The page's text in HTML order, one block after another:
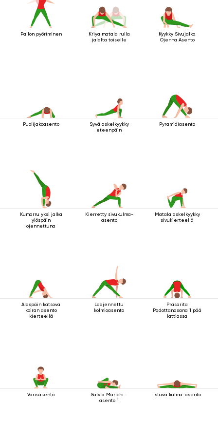
Pallon pyöriminen
Kriya matala rulla
jalalta toiselle
Kyykky Sivujalka
Ojenna Asento
Puolijakoasento
Syvä askelkyykky
eteenpäin
Pyramidiasento
Kumarru yksi jalka
ylöspäin
ojennettuna
Kierretty sivukulma-
asento
Matala askelkyykky
sivukierteellä
Alaspäin katsova
koiran asento
kierteellä
Laajennettu
kolmioasento
Prasarita
Padottanasana 1 pää
lattiassa
Varisasento
Salvia Marichi -
asento 1
Istuva kulma-asento